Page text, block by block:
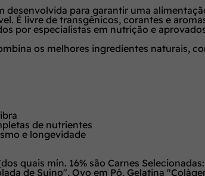
desenvolvida para garantir uma
É livre de transgênicos, corantes e
por especialistas em nutrição e
os melhores ingredientes naturais,
de nutrientes
e longevidade
quais mín. 16% são Carnes
de Suíno", Ovo em Pó, Gelatina